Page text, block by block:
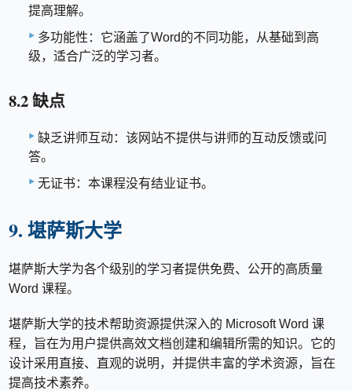
提高理解。
多功能性：它涵盖了Word的不同功能，从基础到高
级，适合广泛的学习者。
8.2 缺点
缺乏讲师互动：该网站不提供与讲师的互动反馈或问
答。
无证书：本课程没有结业证书。
9. 堪萨斯大学
堪萨斯大学为各个级别的学习者提供免费、公开的高质量
Word 课程。
堪萨斯大学的技术帮助资源提供深入的 Microsoft Word 课
程，旨在为用户提供高效文档创建和编辑所需的知识。它的
设计采用直接、直观的说明，并提供丰富的学术资源，旨在
提高技术素养。